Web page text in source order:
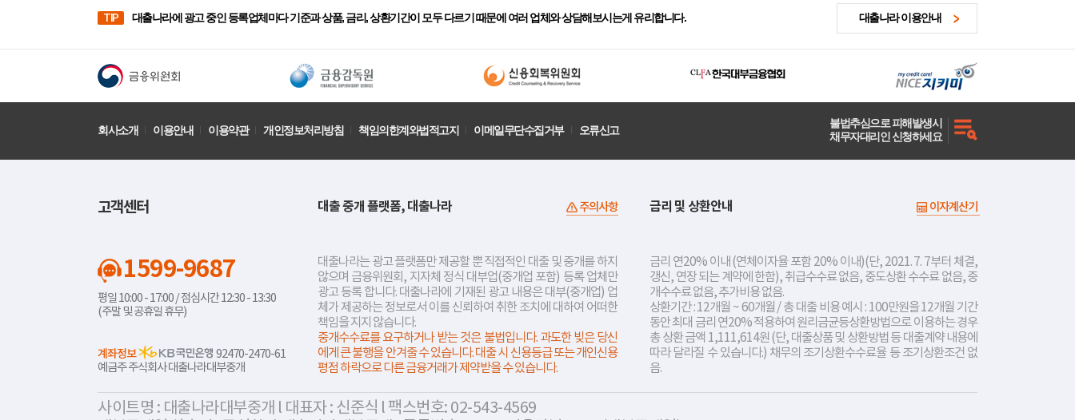
TIP 대출나라에 광고 중인 등록업체마다 기준과 상품, 금리, 상환기간이 모두 다르기 때문에 여러 업체와 상담해보시는게 유리합니다. 대출나라 이용안내
회사소개 이용안내 이용약관 개인정보처리방침 책임의한계와법적고지 이메일무단수집거부 오류신고
불법추심으로 피해발생시
채무자대리인 신청하세요
고객센터
1599-9687
평일 10:00 - 17:00 / 점심시간 12:30 - 13:30
(주말 및 공휴일 휴무)
계좌정보
92470-2470-61
예금주 주식회사 대출나라대부중개
대출 중개 플랫폼, 대출나라 주의사항
대출나라는 광고 플랫폼만 제공할 뿐 직접적인 대출 및 중개를 하지
않으며 금융위원회, 지자체 정식 대부업(중개업 포함) 등록 업체만
광고 등록 합니다. 대출나라에 기재된 광고 내용은 대부(중개업) 업
체가 제공하는 정보로서 이를 신뢰하여 취한 조치에 대하여 어떠한
책임을 지지 않습니다.
중개수수료를 요구하거나 받는 것은 불법입니다. 과도한 빚은 당신
에게 큰 불행을 안겨줄 수 있습니다. 대출 시 신용등급 또는 개인신용
평점 하락으로 다른 금융거래가 제약받을 수 있습니다.
금리 및 상환안내 이자계산기
금리 연20% 이내 (연체이자율 포함 20% 이내)(단, 2021. 7. 7부터 체결,
갱신, 연장 되는 계약에 한함), 취급수수료 없음, 중도상환 수수료 없음, 중
개수수료 없음, 추가비용 없음.
상환기간 : 12개월 ~ 60개월 / 총 대출 비용 예시 : 100만원을 12개월 기간
동안 최대 금리 연20% 적용하여 원리금균등상환방법으로 이용하는 경우
총 상환 금액 1,111,614원 (단, 대출상품 및 상환방법 등 대출계약 내용에
따라 달라질 수 있습니다.) 채무의 조기상환수수료율 등 조기상환조건 없
음.
사이트명 : 대출나라대부중개 l 대표자 : 신준식 l 팩스번호: 02-543-4569